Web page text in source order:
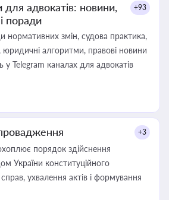
адвокатів: новини,
поради
+93
нормативних змін, судова практика,
юридичні алгоритми, правові новини
Telegram каналах для адвокатів
+3
порядок здійснення
України конституційного
ухвалення актів і формування